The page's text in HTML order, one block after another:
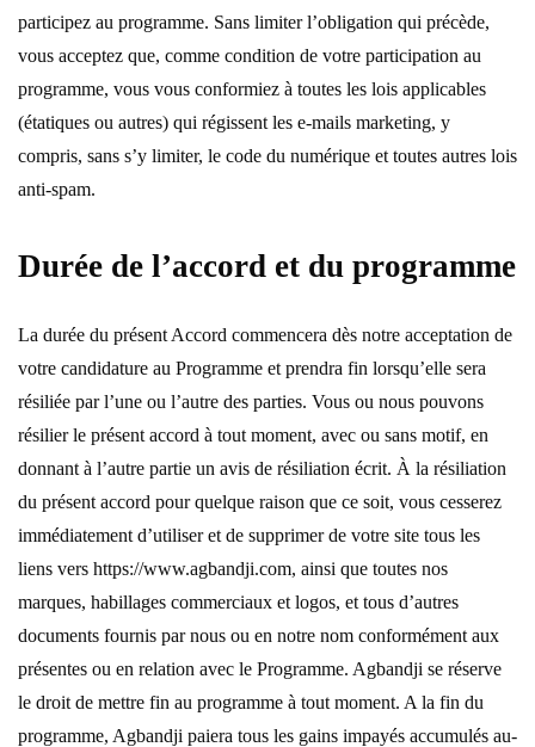
participez au programme. Sans limiter l’obligation qui précède,
vous acceptez que, comme condition de votre participation au
programme, vous vous conformiez à toutes les lois applicables
(étatiques ou autres) qui régissent les e-mails marketing, y
compris, sans s’y limiter, le code du numérique et toutes autres lois
anti-spam.
Durée de l’accord et du programme
La durée du présent Accord commencera dès notre acceptation de
votre candidature au Programme et prendra fin lorsqu’elle sera
résiliée par l’une ou l’autre des parties. Vous ou nous pouvons
résilier le présent accord à tout moment, avec ou sans motif, en
donnant à l’autre partie un avis de résiliation écrit. À la résiliation
du présent accord pour quelque raison que ce soit, vous cesserez
immédiatement d’utiliser et de supprimer de votre site tous les
liens vers https://www.agbandji.com, ainsi que toutes nos
marques, habillages commerciaux et logos, et tous d’autres
documents fournis par nous ou en notre nom conformément aux
présentes ou en relation avec le Programme. Agbandji se réserve
le droit de mettre fin au programme à tout moment. A la fin du
programme, Agbandji paiera tous les gains impayés accumulés au-